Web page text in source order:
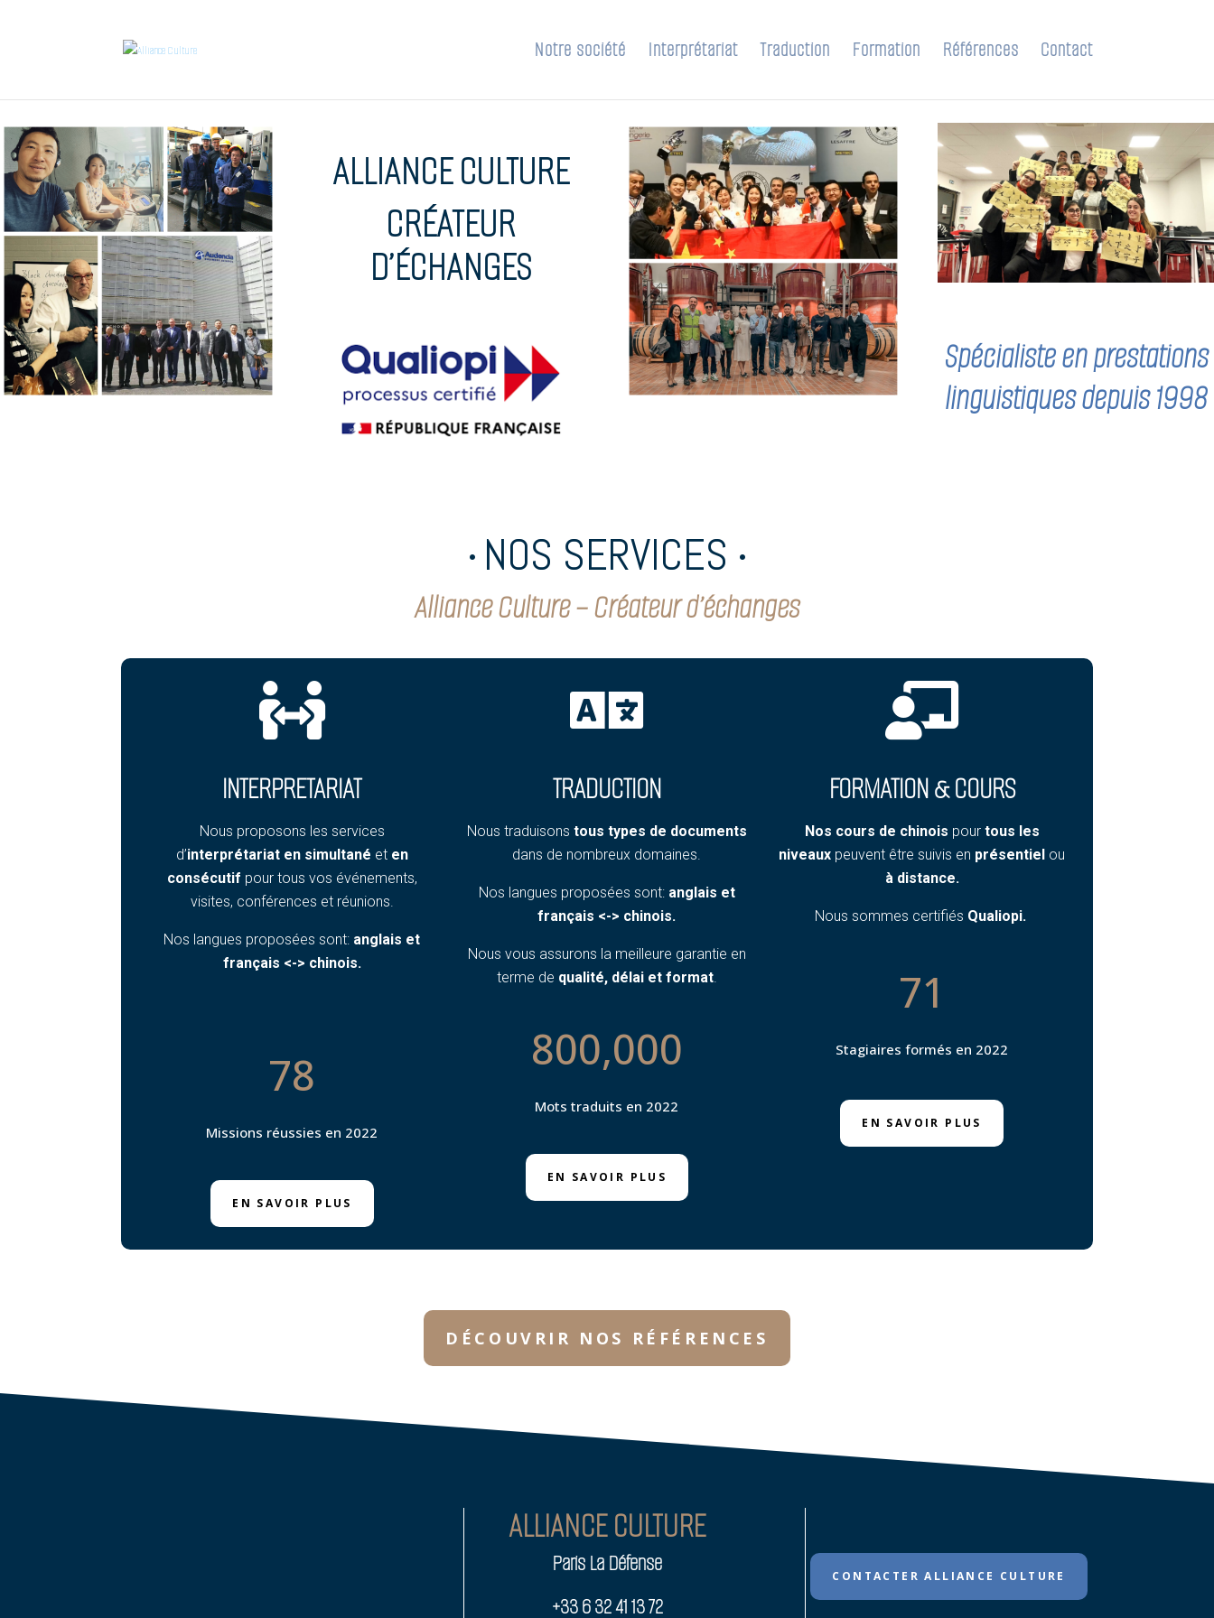
Notre société Interprétariat Traduction Formation Références Contact
ALLIANCE CULTURE
CRÉATEUR
D’ÉCHANGES
Spécialiste en prestations
linguistiques depuis 1998
• NOS SERVICES •
Alliance Culture – Créateur d’échanges

INTERPRETARIAT
Nous proposons les services
d’interprétariat en simultané eten
consécutif pour tous vos événements,
visites, conférences et réunions.
Nos langues proposées sont: anglais et
français <-> chinois.
78
Missions réussies en 2022
EN SAVOIR PLUS

TRADUCTION
Nous traduisons tous types de documents
dans de nombreux domaines.
Nos langues proposées sont: anglais et
français <-> chinois.
Nous vous assurons la meilleure garantie en
terme de qualité, délai et format.
800,000
Mots traduits en 2022
EN SAVOIR PLUS

FORMATION & COURS
Nos cours de chinois pour tous les
niveaux peuvent être suivis en présentiel ou
à distance.
Nous sommes certifiés Qualiopi.
71
Stagiaires formés en 2022
EN SAVOIR PLUS
DÉCOUVRIR NOS RÉFÉRENCES
ALLIANCE CULTURE
Paris La Défense
+33 6 32 41 13 72
CONTACTER ALLIANCE CULTURE